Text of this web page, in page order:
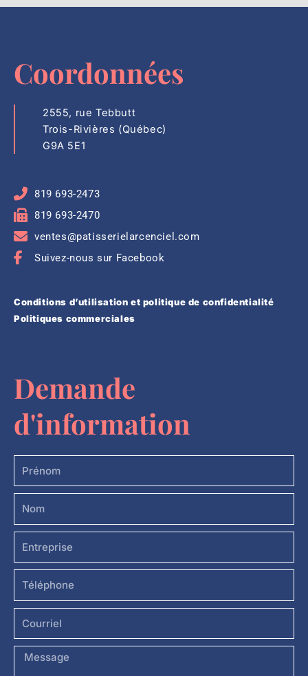
Coordonnées
2555, rue Tebbutt
Trois-Rivières (Québec)
G9A 5E1
819 693-2473
819 693-2470
ventes@patisserielarcenciel.com
Suivez-nous sur Facebook
Conditions d’utilisation et politique de confidentialité
Politiques commerciales
Demande
d'information
Message